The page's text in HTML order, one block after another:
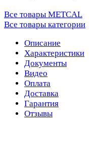
Все товары METCAL
Все товары категории
Описание
Характеристики
Документы
Видео
Оплата
Доставка
Гарантия
Отзывы